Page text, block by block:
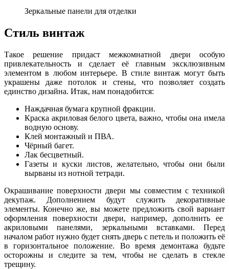
Зеркальные панели для отделки
Стиль винтаж
Такое решение придаст межкомнатной двери особую
привлекательность и сделает её главным эксклюзивным
элементом в любом интерьере. В стиле винтаж могут быть
украшены даже потолок и стены, что позволяет создать
единство дизайна. Итак, нам понадобится:
Наждачная бумага крупной фракции.
Краска акриловая белого цвета, важно, чтобы она имела
водную основу.
Клей монтажный и ПВА.
Чёрный багет.
Лак бесцветный.
Газеты и куски листов, желательно, чтобы они были
вырваны из нотной тетради.
Окрашивание поверхности двери мы совместим с техникой
декупаж. Дополнением будут служить декоративные
элементы. Конечно же, вы можете предложить свой вариант
оформления поверхности двери, например, дополнить ее
акриловыми панелями, зеркальными вставками. Перед
началом работ нужно будет снять дверь с петель и положить её
в горизонтальное положение. Во время демонтажа будьте
осторожны и следите за тем, чтобы не сделать в стекле
трещину.